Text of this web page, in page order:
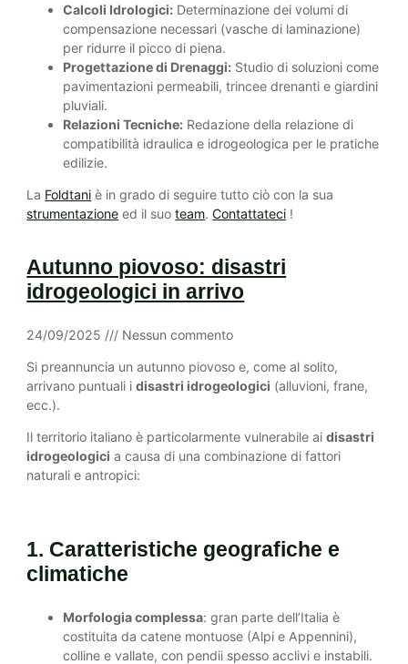
Calcoli Idrologici: Determinazione dei volumi di
compensazione necessari (vasche di laminazione)
per ridurre il picco di piena.
Progettazione di Drenaggi: Studio di soluzioni come
pavimentazioni permeabili, trincee drenanti e giardini
pluviali.
Relazioni Tecniche: Redazione della relazione di
compatibilità idraulica e idrogeologica per le pratiche
edilizie.
La Foldtani è in grado di seguire tutto ciò con la sua
strumentazione ed il suoteam.Contattateci !
Autunno piovoso: disastri
idrogeologici in arrivo
24/09/2025 Nessun commento
Si preannuncia un autunno piovoso e, come al solito,
arrivano puntuali idisastri idrogeologici (alluvioni, frane,
ecc.).
Il territorio italiano è particolarmente vulnerabile aidisastri
idrogeologici a causa di una combinazione di fattori
naturali e antropici:
1. Caratteristiche geografiche e
climatiche
Morfologia complessa: gran parte dell’Italia è
costituita da catene montuose (Alpi e Appennini),
colline e vallate, con pendii spesso acclivi e instabili.